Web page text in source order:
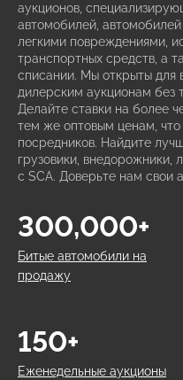
аукционов,
автомобилей,
легкими повреждениями,
транспортных средств, а
списании. Мы открыты для
дилерским аукционам без
Делайте ставки на более
тем же оптовым ценам,
посредников. Найдите
грузовики, внедорожники,
с SCA. Доверьте нам свои
Битые автомобили на
продажу
300,000+
Еженедельные аукционы
150+